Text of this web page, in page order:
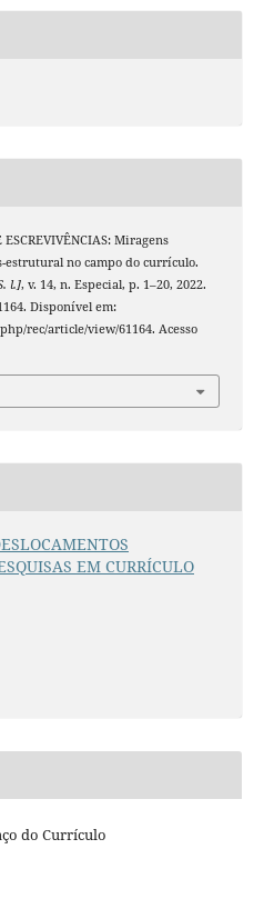
Miragens
estrutural no campo do currículo.
l.], v. 14, n. Especial, p. 1–20, 2022.
Disponível em:
rec/article/view/61164. Acesso
EM CURRÍCULO
do Currículo